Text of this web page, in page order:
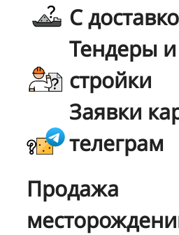
С
Тендеры
стройки
Заявки
телеграм
Продажа